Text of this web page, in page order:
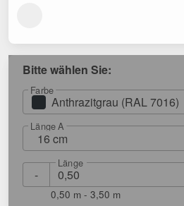
Bitte wählen Sie:
Farbe
Anthrazitgrau (RAL 7016)
Länge A
16 cm
-
Länge
0,50 m - 3,50 m